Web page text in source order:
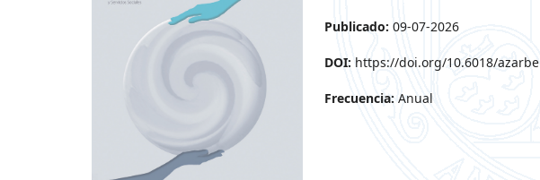
Publicado: 09-07-2026
DOI: https://doi.org/10.6018/azarbe
Frecuencia: Anual